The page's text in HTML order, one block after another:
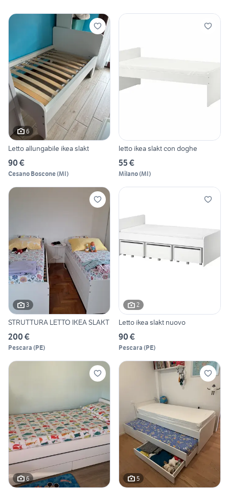
6
Letto allungabile ikea slakt
90 €
Cesano Boscone(MI)
letto ikea slakt con doghe
55 €
Milano(MI)
3
STRUTTURA LETTO IKEA SLAKT
200 €
Pescara (PE)
2
Letto ikea slakt nuovo
90 €
Pescara (PE)
6 5